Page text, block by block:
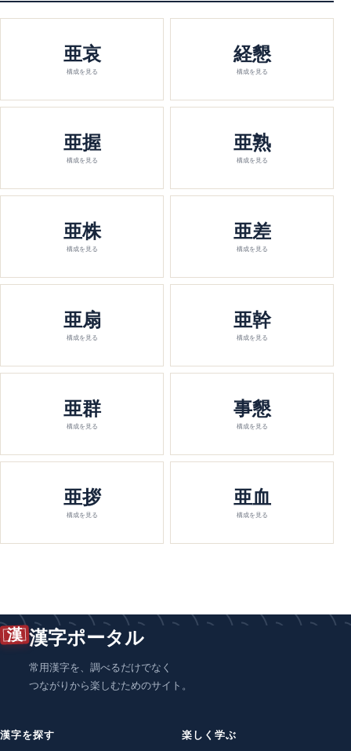
亜哀
構成を見る
経懇
構成を見る
亜握
構成を見る
亜熟
構成を見る
亜株
構成を見る
亜差
構成を見る
亜扇
構成を見る
亜幹
構成を見る
亜群
構成を見る
事懇
構成を見る
亜拶
構成を見る
亜血
構成を見る
漢 漢字ポータル
常用漢字を、調べるだけでなく
つながりから楽しむためのサイト。
漢字を探す 楽しく学ぶ